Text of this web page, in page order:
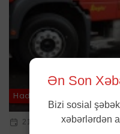
Hadisə
21 DEK 2025 | 10:12
Ən Son
Bizi sosial
xəbərlərdən